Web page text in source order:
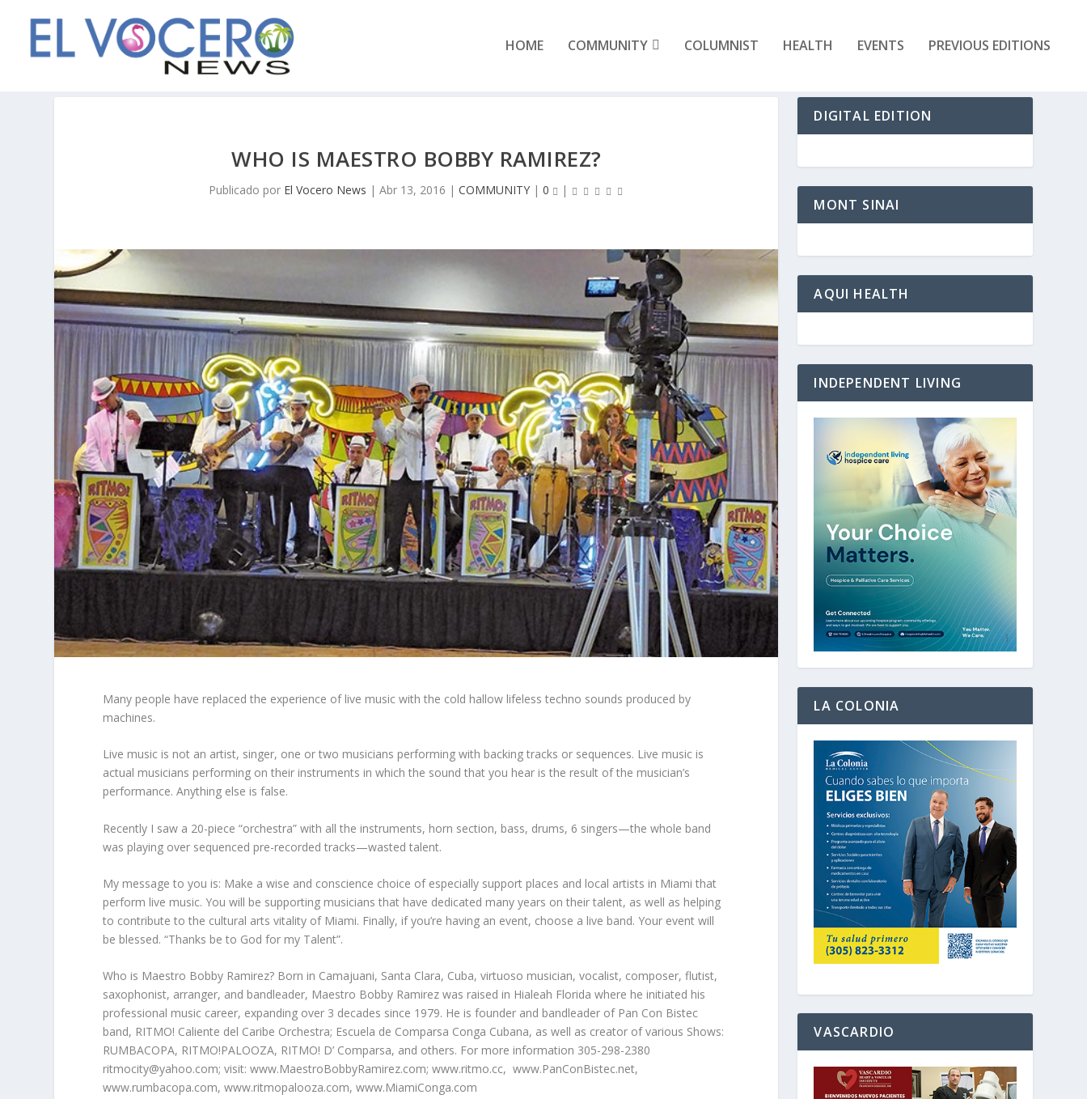
HOME COMMUNITY COLUMNIST HEALTH EVENTS PREVIOUS EDITIONS
WHO IS MAESTRO BOBBY RAMIREZ?
Publicado por El Vocero News | Abr 13, 2016 | COMMUNITY| 0 |
Many people have replaced the experience of live music with the cold hallow lifeless techno sounds produced by
machines.
Live music is not an artist, singer, one or two musicians performing with backing tracks or sequences. Live music is
actual musicians performing on their instruments in which the sound that you hear is the result of the musician’s
performance. Anything else is false.
Recently I saw a 20-piece “orchestra” with all the instruments, horn section, bass, drums, 6 singers—the whole band
was playing over sequenced pre-recorded tracks—wasted talent.
My message to you is: Make a wise and conscience choice of especially support places and local artists in Miami that
perform live music. You will be supporting musicians that have dedicated many years on their talent, as well as helping
to contribute to the cultural arts vitality of Miami. Finally, if you’re having an event, choose a live band. Your event will
be blessed. “Thanks be to God for my Talent”.
Who is Maestro Bobby Ramirez? Born in Camajuani, Santa Clara, Cuba, virtuoso musician, vocalist, composer, flutist,
saxophonist, arranger, and bandleader, Maestro Bobby Ramirez was raised in Hialeah Florida where he initiated his
professional music career, expanding over 3 decades since 1979. He is founder and bandleader of Pan Con Bistec
band, RITMO! Caliente del Caribe Orchestra; Escuela de Comparsa Conga Cubana, as well as creator of various Shows:
RUMBACOPA, RITMO!PALOOZA, RITMO! D’ Comparsa, and others. For more information 305-298-2380
ritmocity@yahoo.com; visit: www.MaestroBobbyRamirez.com; www.ritmo.cc, www.PanConBistec.net,
www.rumbacopa.com, www.ritmopalooza.com, www.MiamiConga.com
DIGITAL EDITION
MONT SINAI
AQUI HEALTH
INDEPENDENT LIVING
LA COLONIA
VASCARDIO